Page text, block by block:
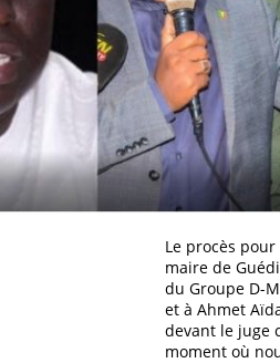
Le procès
maire de
du Groupe D-
et à Ahmet
devant le juge
moment où